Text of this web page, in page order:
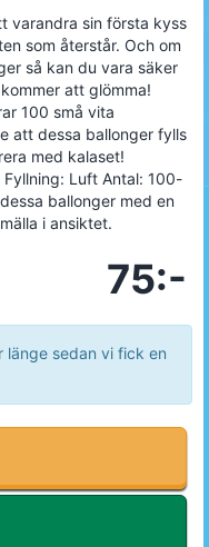
varandra sin första kyss
som återstår. Och om
så kan du vara säker
att glömma!
100 små vita
att dessa ballonger fylls
med kalaset!
Luft Antal: 100-
ballonger med en
i ansiktet.
75:-
sedan vi fick en